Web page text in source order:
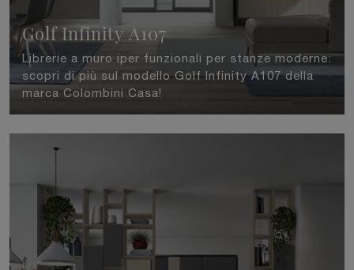
Golf Infinity A107
Librerie a muro iper funzionali per stanze moderne:
scopri di più sul modello Golf Infinity A107 della
marca Colombini Casa!